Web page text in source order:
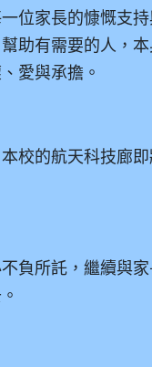
位家長的慷慨支
助有需要的人，
愛與承擔。
校的航天科技廊
負所託，繼續與